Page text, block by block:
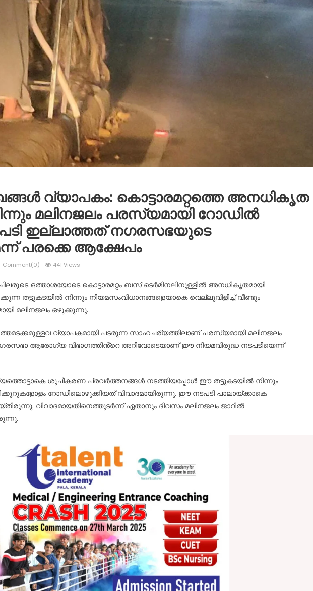
വ്യാപകം: കൊട്ടാരമറ്റത്തെ അനധികൃത
മലിനജലം പരസ്യമായി റോഡിൽ
ഇല്ലാത്തത് നഗരസഭയുടെ
പരക്കെ ആക്ഷേപം
Comment(0) 441 Views
ഒത്താശയോടെ കൊട്ടാരമറ്റം ബസ് ടെർമിനലിനുള്ളിൽ അനധികൃതമായി
തട്ടുകടയിൽ നിന്നും നിയമസംവിധാനങ്ങളെയാകെ വെല്ലുവിളിച്ച് വീണ്ടും
മലിനജലം ഒഴുക്കുന്നു.
വ്യാപകമായി പടരുന്ന സാഹചര്യത്തിലാണ് പരസ്യമായി മലിനജലം
ആരോഗ്യ വിഭാഗത്തിൻ്റെ അറിവോടെയാണ് ഈ നിയമവിരുദ്ധ നടപടിയെന്ന്
ശുചീകരണ പ്രവർത്തനങ്ങൾ നടത്തിയപ്പോൾ ഈ തട്ടുകടയിൽ നിന്നും
റോഡിലൊഴുക്കിയത് വിവാദമായിരുന്നു. ഈ നടപടി പാലായ്ക്കാകെ
വിവാദമായതിനെത്തുടർന്ന് ഏതാനും ദിവസം മലിനജലം ജാറിൽ